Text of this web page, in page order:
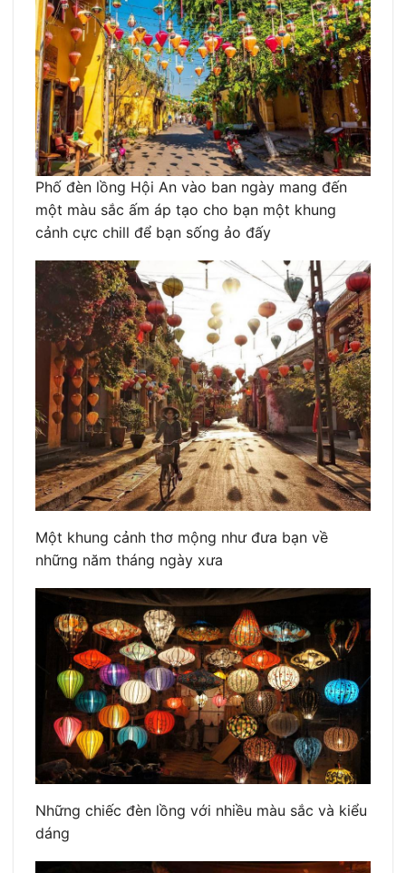
Phố đèn lồng Hội An vào ban ngày mang đến
một màu sắc ấm áp tạo cho bạn một khung
cảnh cực chill để bạn sống ảo đấy
Một khung cảnh thơ mộng như đưa bạn về
những năm tháng ngày xưa
Những chiếc đèn lồng với nhiều màu sắc và kiểu
dáng